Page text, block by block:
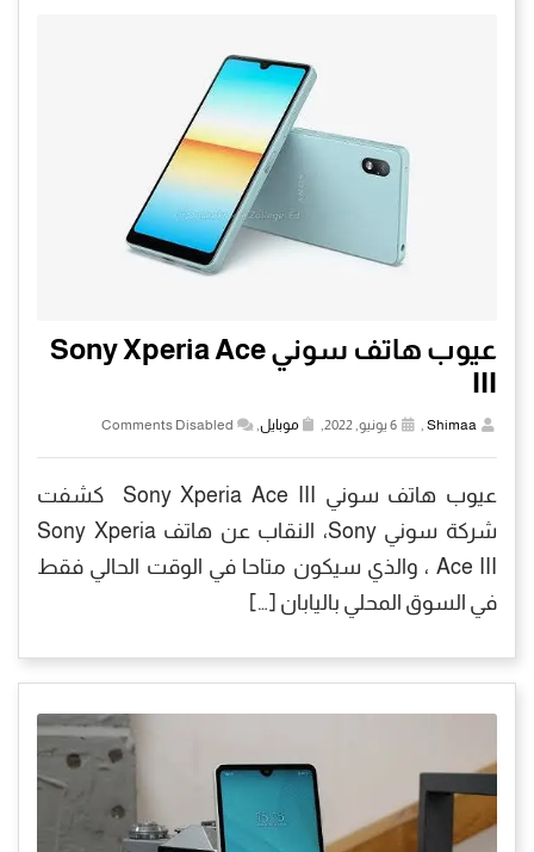
عيوب هاتف سوني Sony Xperia Ace
III
Shimaa
, موبايل,
Comments Disabled
عيوب هاتف سوني Sony Xperia Ace III كشفت
شركة سوني Sony، النقاب عن هاتف Sony Xperia
Ace III ، والذي سيكون متاحا في الوقت الحالي فقط
في السوق المحلي باليابان […]